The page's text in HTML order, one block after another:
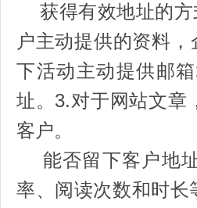
获得有效地址的方
户主动提供的资料
下活动主动提供邮
址。3.对于网站文章
客户。
能否留下客户地
率、阅读次数和时